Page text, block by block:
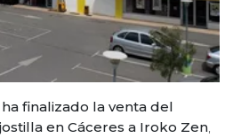
finalizado la venta del
en Cáceres a Iroko Zen,